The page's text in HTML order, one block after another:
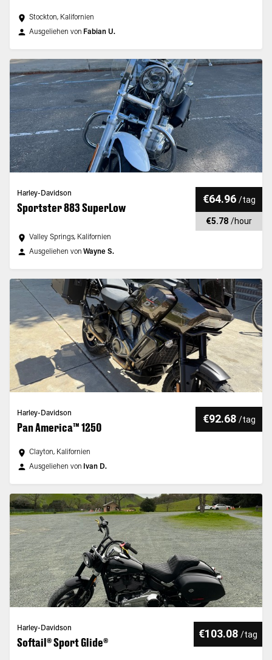
Stockton, Kalifornien
Ausgeliehen von Fabian U.
Harley-Davidson
Sportster 883 SuperLow
€64.96 /tag
€5.78 /hour
Valley Springs, Kalifornien
Ausgeliehen von Wayne S.
Harley-Davidson
Pan America™ 1250
€92.68 /tag
Clayton, Kalifornien
Ausgeliehen von Ivan D.
Harley-Davidson
Softail® Sport Glide®
€103.08 /tag